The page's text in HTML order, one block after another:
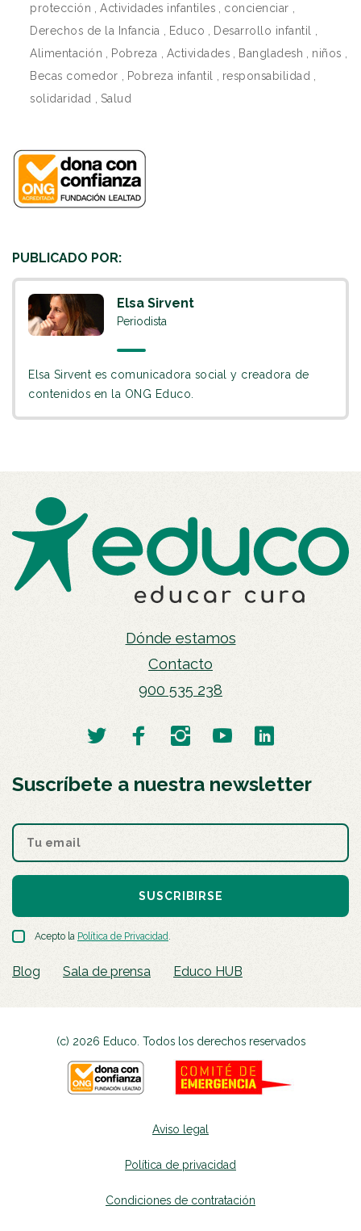
protección
Actividades infantiles concienciar
Derechos de la Infancia
Educo Desarrollo infantil
Alimentación
Pobreza Actividades Bangladesh niños
Becas comedor
Pobreza infantil responsabilidad
solidaridad
Salud
PUBLICADO POR:
Elsa Sirvent
Periodista
Elsa Sirvent es comunicadora social y creadora de
contenidos en la ONG Educo.
Dónde estamos
Contacto
900 535 238
Suscríbete a nuestra newsletter
SUSCRIBIRSE
Acepto la Política de Privacidad.
Blog Sala de prensa Educo HUB
(c) 2026 Educo. Todos los derechos reservados
Aviso legal
Política de privacidad
Condiciones de contratación